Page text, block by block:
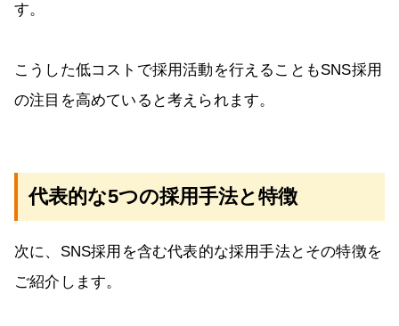
す。
こうした低コストで採用活動を行えることもSNS採用
の注目を高めていると考えられます。
代表的な5つの採用手法と特徴
次に、SNS採用を含む代表的な採用手法とその特徴を
ご紹介します。